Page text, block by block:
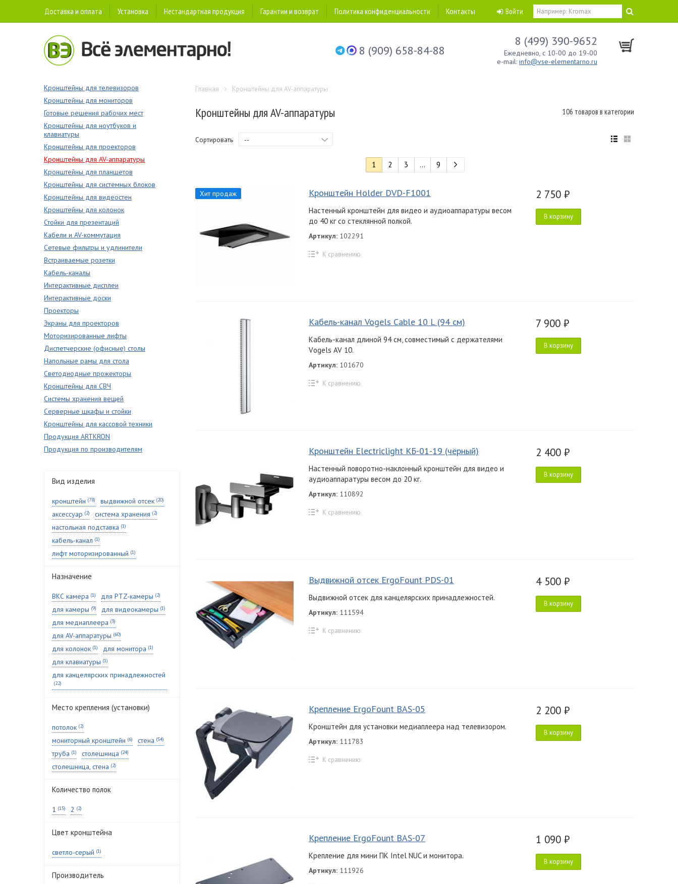
Доставка и оплата Установка Нестандартная продукция Гарантии и возврат Политика конфиденциальности Контакты Войти
8 (909) 658-84-88
8 (499) 390-9652
Ежедневно, с 10-00 до 19-00
e-mail: info@vse-elementarno.ru
Кронштейны для телевизоров
Кронштейны для мониторов
Готовые решения рабочих мест
Кронштейны для ноутбуков и
клавиатуры
Кронштейны для проекторов
Кронштейны для AV-аппаратуры
Кронштейны для планшетов
Кронштейны для системных блоков
Кронштейны для видеостен
Кронштейны для колонок
Стойки для презентаций
Кабели и AV-коммутация
Сетевые фильтры и удлинители
Встраиваемые розетки
Кабель-каналы
Интерактивные дисплеи
Интерактивные доски
Проекторы
Экраны для проекторов
Моторизированные лифты
Диспетчерские (офисные) столы
Напольные рамы для стола
Светодиодные прожекторы
Кронштейны для СВЧ
Системы хранения вещей
Серверные шкафы и стойки
Кронштейны для кассовой техники
Продукция ARTKRON
Продукция по производителям
Вид изделия
кронштейн (78) выдвижной отсек (20)
аксессуар (2) система хранения (2)
настольная подставка (1)
кабель-канал (1)
лифт моторизированный (1)
Назначение
ВКС камера (1) для PTZ-камеры (2)
для камеры (9) для видеокамеры (1)
для медиаплеера (3)
для AV-аппаратуры (60)
для колонок (1) для монитора (1)
для клавиатуры (1)
для канцелярских принадлежностей
(22)
Место крепления (установки)
потолок (2)
мониторный кронштейн (6) стена (54)
труба (1) столешница (24)
столешница, стена (2)
Количество полок
1 (15) 2 (2)
Цвет кронштейна
светло-серый (1)
Производитель
Главная Кронштейны для AV-аппаратуры
Кронштейны для AV-аппаратуры 106 товаров в категории
Сортировать --
1 2 3 ... 9
Хит продаж Кронштейн Holder DVD-F1001
Настенный кронштейн для видео и аудиоаппаратуры весом
до 40 кг со стеклянной полкой.
Артикул: 102291
К сравнению
2 750 ₽
В корзину
Кабель-канал Vogels Cable 10 L (94 см)
Кабель-канал длиной 94 см, совместимый с держателями
Vоgels AV 10.
Артикул: 101670
К сравнению
7 900 ₽
В корзину
Кронштейн Electriclight КБ-01-19 (чёрный)
Настенный поворотно-наклонный кронштейн для видео и
аудиоаппаратуры весом до 20 кг.
Артикул: 110892
К сравнению
2 400 ₽
В корзину
Выдвижной отсек ErgoFount PDS-01
Выдвижной отсек для канцелярских принадлежностей.
Артикул: 111594
К сравнению
4 500 ₽
В корзину
Крепление ErgoFount BAS-05
Кронштейн для установки медиаплеера над телевизором.
Артикул: 111783
К сравнению
2 200 ₽
В корзину
Крепление ErgoFount BAS-07
Крепление для мини ПК Intel NUC и монитора.
Артикул: 111926
1 090 ₽
В корзину